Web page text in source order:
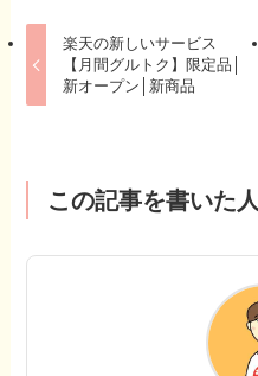
楽天の新しいサービス
【月間グルトク】限定品│
新オープン│新商品
この記事を書いた人